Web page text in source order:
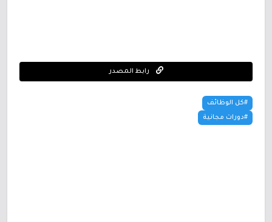
رابط المصدر
#كل الوظائف
#دورات مجانية